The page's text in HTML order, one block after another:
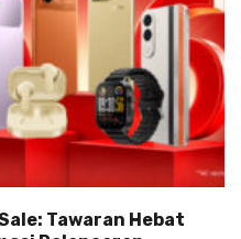
Tawaran Hebat